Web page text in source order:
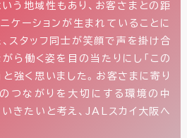
う地域性もあり、お客さまとの距
ケーションが生まれていることに
スタッフ同士が笑顔で声を掛け合
ら働く姿を目の当たりにし「この
強く思いました。お客さまに寄り
つながりを大切にする環境の中
きたいと考え、JALスカイ大阪へ